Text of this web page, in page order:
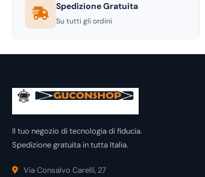
Spedizione Gratuita
Su tutti gli ordini
Il tuo negozio di tecnologia di fiducia.
Spedizione gratuita in tutta Italia.
Via Consalvo Carelli, 27